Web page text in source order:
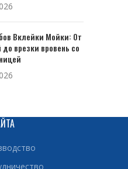
Вклейки Мойки: От
до врезки вровень со